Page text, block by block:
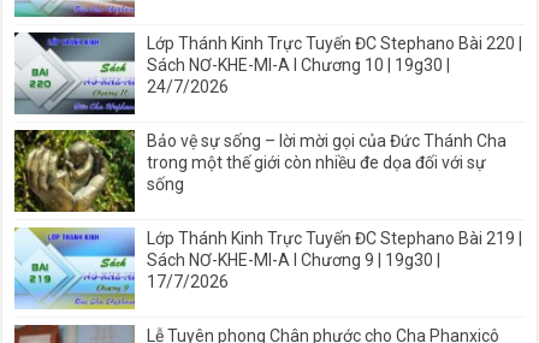
Lớp Thánh Kinh Trực Tuyến ĐC Stephano Bài 220 |
Sách NƠ-KHE-MI-A I Chương 10 | 19g30 |
24/7/2026
Bảo vệ sự sống – lời mời gọi của Đức Thánh Cha
trong một thế giới còn nhiều đe dọa đối với sự
sống
Lớp Thánh Kinh Trực Tuyến ĐC Stephano Bài 219 |
Sách NƠ-KHE-MI-A I Chương 9 | 19g30 |
17/7/2026
Lễ Tuyên phong Chân phước cho Cha Phanxicô